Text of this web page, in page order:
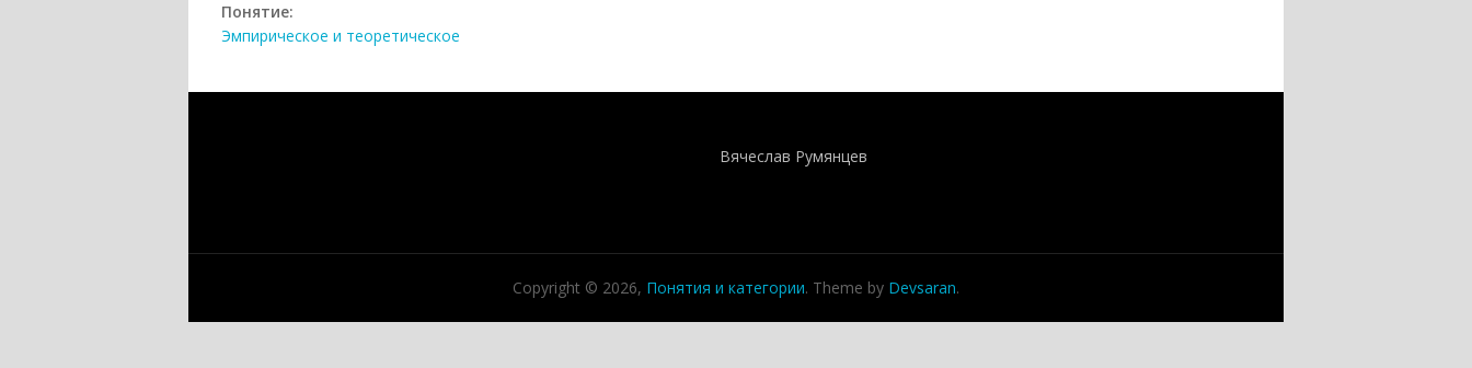
Понятие:
Эмпирическое и теоретическое
Вячеслав Румянцев
Copyright © 2026, Понятия и категории. Theme by Devsaran.